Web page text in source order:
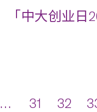
「中大创业
… 31 32